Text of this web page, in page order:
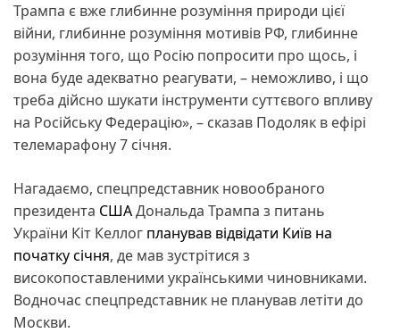
Трампа є вже глибинне розуміння природи цієї
війни, глибинне розуміння мотивів РФ, глибинне
розуміння того, що Росію попросити про щось, і
вона буде адекватно реагувати, – неможливо, і що
треба дійсно шукати інструменти суттєвого впливу
на Російську Федерацію», – сказав Подоляк в ефірі
телемарафону 7 січня.
Нагадаємо, спецпредставник новообраного
президента СШАДональда Трампа з питань
України Кіт Келлог планував відвідати Київ на
початку січня, де мав зустрітися з
високопоставленими українськими чиновниками.
Водночас спецпредставник не планував летіти до
Москви.